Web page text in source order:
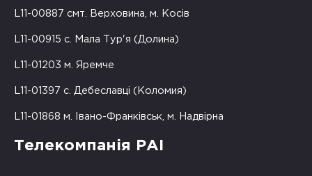
L11-00887 смт. Верховина, м. Косів
L11-00915 с. Мала Тур'я (Долина)
L11-01203 м. Яремче
L11-01397 с. Дебеславці (Коломия)
L11-01868 м. Івано-Франківськ, м. Надвірна
Телекомпанія РАІ